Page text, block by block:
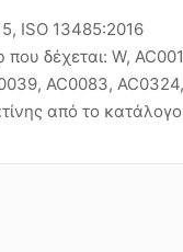
ISO 13485:2016
δέχεται: W,
AC0083,
από το κατάλογο